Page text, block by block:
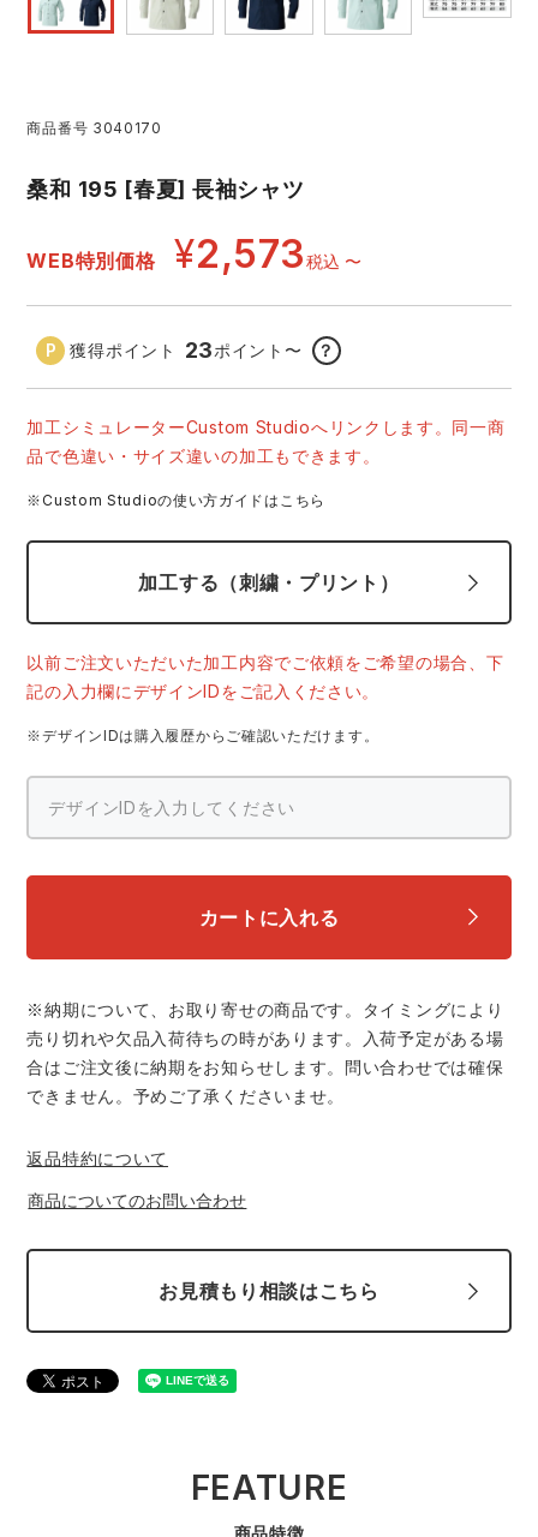
ファン付き作業着・空調服
刺繍・プリント加工対象商品
レインウェアランキング
コーコス ランキング
アイトス ランキング
ジーベック ランキング
ネーム刺繍・プリント加工対象商品
ニット
ファン付きウェア
防寒
カジュアル
シンメン
ニオイクリア タカヤ商事
エアークラフト 自重堂
サーヴォ セロリー 大阪支店
アタックベース サンエス
夜間・高視認性安全服
商品番号 3040170
桑和 195 [春夏] 長袖シャツ
WEB特別価格 ¥2,573税込 〜
獲得ポイント 23ポイント 〜 ？
加工シミュレーターCustom Studioへリンクします。同一商
品で色違い・サイズ違いの加工もできます。
※Custom Studioの使い方ガイドはこちら
加工する（刺繍・プリント）
以前ご注文いただいた加工内容でご依頼をご希望の場合、下
記の入力欄にデザインIDをご記入ください。
※デザインIDは購入履歴からご確認いただけます。
カートに入れる
※納期について、お取り寄せの商品です。タイミングにより
売り切れや欠品入荷待ちの時があります。入荷予定がある場
合はご注文後に納期をお知らせします。問い合わせでは確保
できません。予めご了承くださいませ。
返品特約について
商品についてのお問い合わせ
お見積もり相談はこちら
FEATURE